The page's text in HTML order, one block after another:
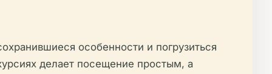
особенности и погрузиться
делает посещение простым, а